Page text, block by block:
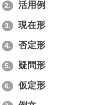
2. 活用例
3. 現在形
4. 否定形
5. 疑問形
6. 仮定形